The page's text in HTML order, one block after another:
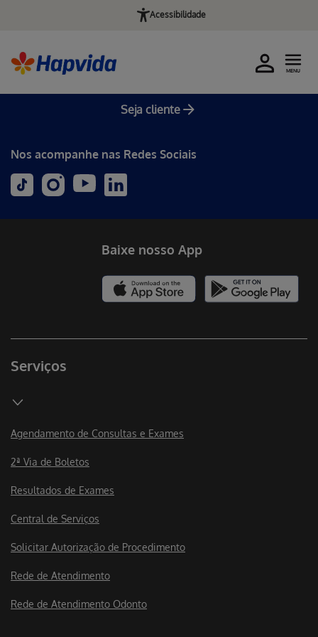
Acessibilidade
Seja cliente
MENU
Nos acompanhe nas Redes Sociais
Serviços
Agendamento de Consultas e Exames
2ª Via de Boletos
Resultados de Exames
Central de Serviços
Solicitar Autorização de Procedimento
Rede de Atendimento
Rede de Atendimento Odonto
Baixe nosso App